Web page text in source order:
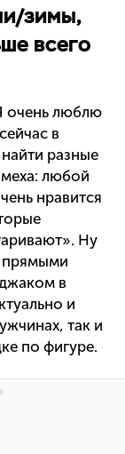
зимы,
всего
очень люблю
в
разные
любой
нравится
Ну
прямыми
в
и
так и
по фигуре.